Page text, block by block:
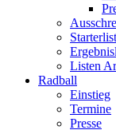
Listen
Radball
Einstieg
Termine
Presse